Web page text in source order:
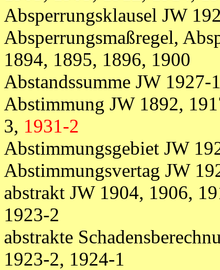
Absperrungsklausel JW
Absperrungsmaßregel,
1894, 1895, 1896, 1900
Abstandssumme JW 1927-
Abstimmung JW 1892,
3, 1931-2
Abstimmungsgebiet JW
Abstimmungsvertag JW
abstrakt JW 1904, 1906,
1923-2
abstrakte
1923-2, 1924-1